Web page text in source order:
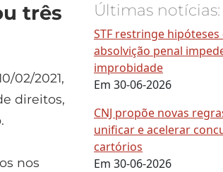
três
02/2021,
direitos,
nos
Últimas notícias:
STF restringe
absolvição penal
improbidade
Em 30-06-2026
CNJ propõe novas
unificar e acelerar
cartórios
Em 30-06-2026